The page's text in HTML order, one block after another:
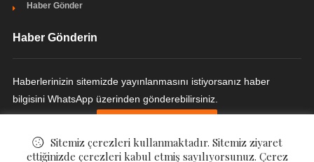
Haber Gönder
Haber Gönderin
Haberlerinizin sitemizde yayınlanmasını istiyorsanız haber
bilgisini WhatsApp üzerinden gönderebilirsiniz.
Sitemiz çerezleri kullanmaktadır. Sitemiz ziyaret
ettiğinizde çerezleri kabul etmiş sayılıyorsunuz. Çerez